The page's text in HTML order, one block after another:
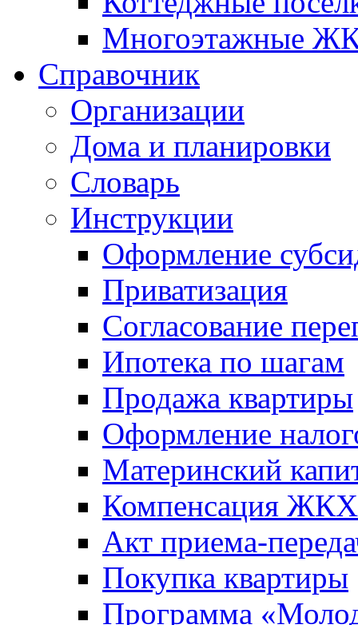
Многоэтажные
Справочник
Организации
Дома и планировки
Словарь
Инструкции
Оформление
Приватизация
Согласование
Ипотека по шагам
Продажа квартиры
Оформление
Материнский
Компенсация ЖКХ
Акт приема-
Покупка квартиры
Программа